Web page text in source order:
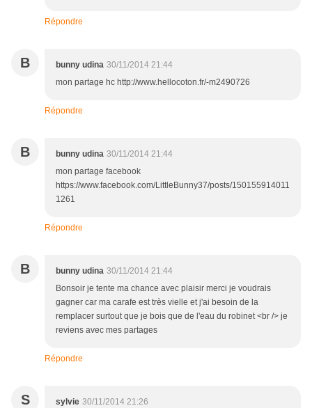
Répondre
B bunny udina 30/11/2014 21:44
mon partage hc http://www.hellocoton.fr/-m2490726
Répondre
B bunny udina 30/11/2014 21:44
mon partage facebook
https://www.facebook.com/LittleBunny37/posts/150155914011
1261
Répondre
B bunny udina 30/11/2014 21:44
Bonsoir je tente ma chance avec plaisir merci je voudrais
gagner car ma carafe est très vielle et j'ai besoin de la
remplacer surtout que je bois que de l'eau du robinet <br /> je
reviens avec mes partages
Répondre
S sylvie 30/11/2014 21:26